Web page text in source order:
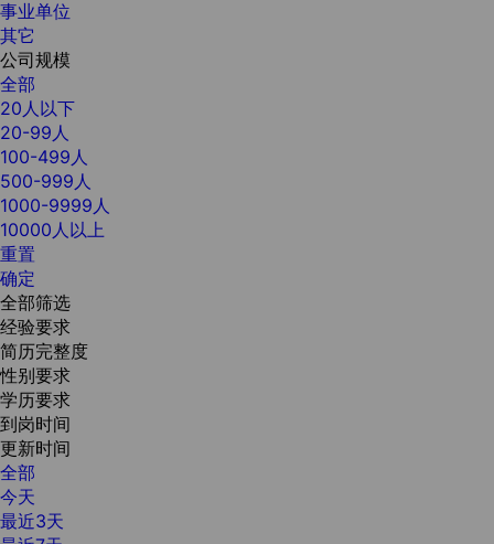
事业单位
其它
公司规模
全部
20人以下
20-99人
100-499人
500-999人
1000-9999人
10000人以上
重置
确定
全部筛选
经验要求
简历完整度
性别要求
学历要求
到岗时间
更新时间
全部
今天
最近3天